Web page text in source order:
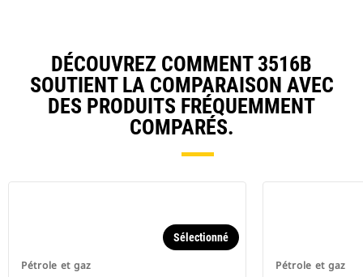
DÉCOUVREZ COMMENT 3516B
SOUTIENT LA COMPARAISON AVEC
DES PRODUITS FRÉQUEMMENT
COMPARÉS.
Pétrole et gaz
Sélectionné
Pétrole et gaz